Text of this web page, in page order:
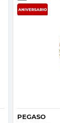
PEGASO